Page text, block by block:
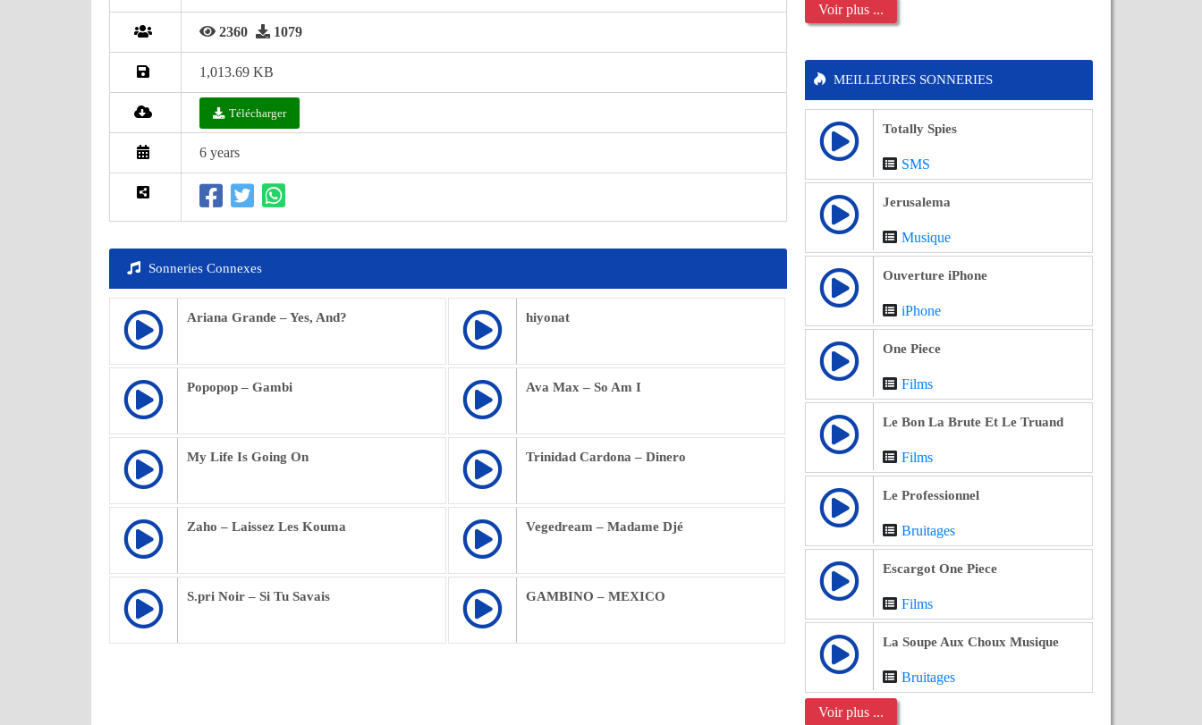
2360 1079
1,013.69 KB
Télécharger
6 years
Sonneries Connexes
Ariana Grande – Yes, And? hiyonat
Popopop – Gambi Ava Max – So Am I
My Life Is Going On Trinidad Cardona – Dinero
Zaho – Laissez Les Kouma Vegedream – Madame Djé
S.pri Noir – Si Tu Savais GAMBINO – MEXICO
Voir plus ...
MEILLEURES SONNERIES
Totally Spies
SMS
Jerusalema
Musique
Ouverture iPhone
iPhone
One Piece
Films
Le Bon La Brute Et Le Truand
Films
Le Professionnel
Bruitages
Escargot One Piece
Films
La Soupe Aux Choux Musique
Bruitages
Voir plus ...